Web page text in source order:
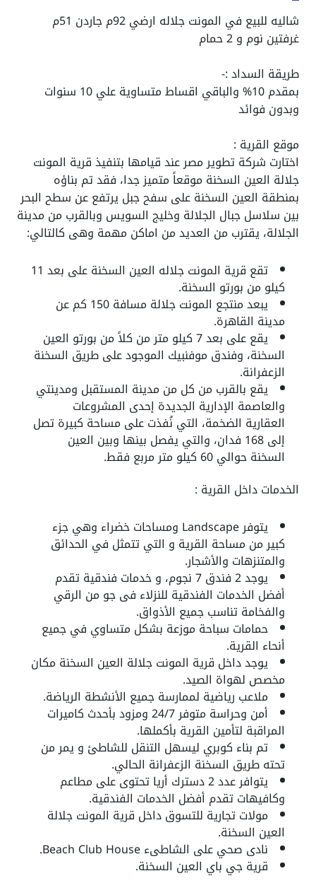
شاليه للبيع في المونت جلاله ارضي 92م جاردن 51م
غرفتين نوم و 2 حمام
طريقة السداد :-
بمقدم 10% والباقي اقساط متساوية علي 10 سنوات
وبدون فوائد
موقع القرية :
اختارت شركة تطوير مصر عند قيامها بتنفيذ قرية المونت
جلالة العين السخنة موقعاً متميز جدا، فقد تم بناؤه
بمنطقة العين السخنة على سفح جبل يرتفع عن سطح البحر
بين سلاسل جبال الجلالة وخليج السويس وبالقرب من مدينة
الجلالة، يقترب من العديد من اماكن مهمة وهى كالتالي:
تقع قرية المونت جلاله العين السخنة على بعد 11
كيلو من بورتو السخنة.
يبعد منتجع المونت جلالة مسافة 150 كم عن
مدينة القاهرة.
يقع على بعد 7 كيلو متر من كلاً من بورتو العين
السخنة، وفندق موفنبيك الموجود على طريق السخنة
الزعفرانة.
يقع بالقرب من كل من مدينة المستقبل ومدينتي
والعاصمة الإدارية الجديدة إحدى المشروعات
العقارية الضخمة، التي نُفذت على مساحة كبيرة تصل
إلى 168 فدان، والتي يفصل بينها وبين العين
السخنة حوالي 60 كيلو متر مربع فقط.
الخدمات داخل القرية :
يتوفر Landscape ومساحات خضراء وهي جزء
كبير من مساحة القرية و التي تتمثل في الحدائق
والمتنزهات والأشجار.
يوجد 2 فندق 7 نجوم، و خدمات فندقية تقدم
أفضل الخدمات الفندقية للنزلاء فى جو من الرقي
والفخامة تناسب جميع الأذواق.
حمامات سباحة موزعة بشكل متساوي في جميع
أنحاء القرية.
يوجد داخل قرية المونت جلالة العين السخنة مكان
مخصص لهواة الصيد.
ملاعب رياضية لممارسة جميع الأنشطة الرياضة.
أمن وحراسة متوفر 24/7 ومزود بأحدث كاميرات
المراقبة لتأمين القرية بأكملها.
تم بناء كوبري ليسهل التنقل للشاطئ و يمر من
تحته طريق السخنة الزعفرانة الحالي.
يتوافر عدد 2 دسترك أريا تحتوى على مطاعم
وكافيهات تقدم أفضل الخدمات الفندقية.
مولات تجارية للتسوق داخل قرية المونت جلالة
العين السخنة.
نادى صحي على الشاطىء Beach Club House.
قرية جي باي العين السخنة.